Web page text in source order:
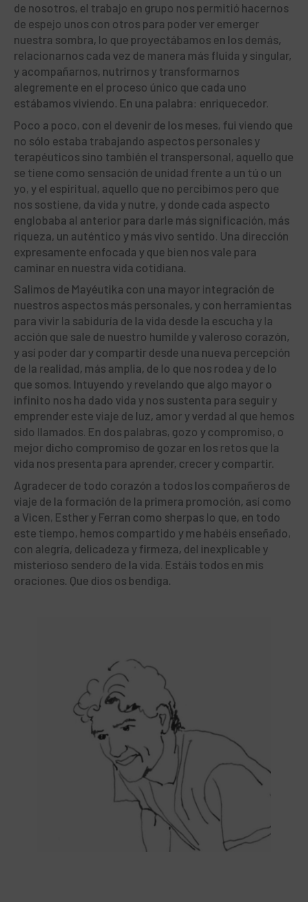
de nosotros, el trabajo en grupo nos permitió hacernos
de espejo unos con otros para poder ver emerger
nuestra sombra, lo que proyectábamos en los demás,
relacionarnos cada vez de manera más fluida y singular,
y acompañarnos, nutrirnos y transformarnos
alegremente en el proceso único que cada uno
estábamos viviendo. En una palabra: enriquecedor.
Poco a poco, con el devenir de los meses, fui viendo que
no sólo estaba trabajando aspectos personales y
terapéuticos sino también el transpersonal, aquello que
se tiene como sensación de unidad frente a un tú o un
yo, y el espiritual, aquello que no percibimos pero que
nos sostiene, da vida y nutre, y donde cada aspecto
englobaba al anterior para darle más significación, más
riqueza, un auténtico y más vivo sentido. Una dirección
expresamente enfocada y que bien nos vale para
caminar en nuestra vida cotidiana.
Salimos de Mayéutika con una mayor integración de
nuestros aspectos más personales, y con herramientas
para vivir la sabiduría de la vida desde la escucha y la
acción que sale de nuestro humilde y valeroso corazón,
y así poder dar y compartir desde una nueva percepción
de la realidad, más amplia, de lo que nos rodea y de lo
que somos. Intuyendo y revelando que algo mayor o
infinito nos ha dado vida y nos sustenta para seguir y
emprender este viaje de luz, amor y verdad al que hemos
sido llamados. En dos palabras, gozo y compromiso, o
mejor dicho compromiso de gozar en los retos que la
vida nos presenta para aprender, crecer y compartir.
Agradecer de todo corazón a todos los compañeros de
viaje de la formación de la primera promoción, así como
a Vicen, Esther y Ferran como sherpas lo que, en todo
este tiempo, hemos compartido y me habéis enseñado,
con alegría, delicadeza y firmeza, del inexplicable y
misterioso sendero de la vida. Estáis todos en mis
oraciones. Que dios os bendiga.